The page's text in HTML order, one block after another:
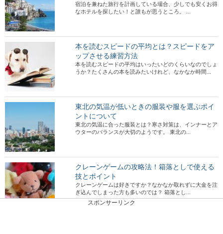
宿泊を兼ねた旅行を計画している場合、少しでも安くお得
なホテルを探したい！と誰もが思うところ。 ...
本を読むスピードの平均とは？スピードをア
ップさせる練習方法
本を読むスピードの平均はいったいどのくらいなのでしょ
うか？たくさんの本を読みたいけれど、なかなか時間...
東北の気温が低いときの服装や服を選ぶポイ
ントについて
東北の気温に合った服装とは？寒さ対策は、インナーとア
ウターのバランスが大切のようです。 東北の...
クレーンゲームの攻略法！箱落としで使える
技とポイント
クレーンゲームは好きですか？なかなか取れずに大金を注
ぎ込んでしまった方も多いのでは？ 箱落とし...
スポンサーリンク